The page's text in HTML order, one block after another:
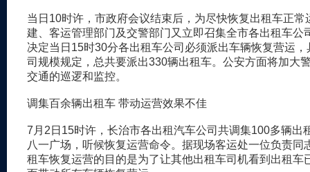
当日10时许，市政府会议结束后，为尽快恢复出租车正常
建、客运管理部门及交警部门又立即召集全市各出租车公
决定当日15时30分各出租车公司必须派出车辆恢复营运
司规模规定，总共要派出330辆出租车。公安方面将加大
交通的巡逻和监控。
调集百余辆出租车 带动运营效果不佳
7月2日15时许，长治市各出租汽车公司共调集100多辆出
八一广场，听候恢复运营命令。据现场客运处一位负责同
租车恢复运营的目的是为了让其他出租车司机看到出租车